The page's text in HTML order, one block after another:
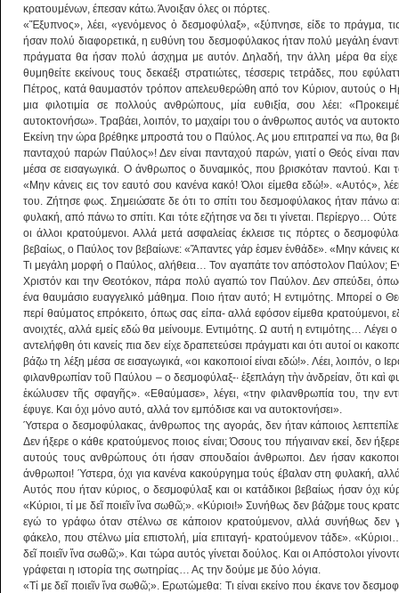
κρατουμένων, έπεσαν κάτω. Άνοιξαν όλες οι πόρτες.
«Ἔξυπνος», λέει, «γενόμενος ὁ δεσμοφύλαξ», «ξύπνησε, είδε το πράγμα,
ήσαν πολύ διαφορετικά, η ευθύνη του δεσμοφύλακος ήταν πολύ μεγάλη
πράγματα θα ήσαν πολύ άσχημα με αυτόν. Δηλαδή, την άλλη μέρα θα είχε
θυμηθείτε εκείνους τους δεκαέξι στρατιώτες, τέσσερις τετράδες, που
Πέτρος, κατά θαυμαστόν τρόπον απελευθερώθη από τον Κύριον, αυτούς ο
μια φιλοτιμία σε πολλούς ανθρώπους, μία ευθιξία, σου λέει:
αυτοκτονήσω». Τραβάει, λοιπόν, το μαχαίρι του ο άνθρωπος αυτός να
Εκείνη την ώρα βρέθηκε μπροστά του ο Παύλος. Ας μου επιτραπεί να πω, θα
πανταχού παρών Παύλος»! Δεν είναι πανταχού παρών, γιατί ο Θεός είναι
μέσα σε εισαγωγικά. Ο άνθρωπος ο δυναμικός, που βρισκόταν παντού. Και
«Μην κάνεις εις τον εαυτό σου κανένα κακό! Όλοι είμεθα εδώ!». «Αυτός»,
του. Ζήτησε φως. Σημειώσατε δε ότι το σπίτι του δεσμοφύλακος ήταν
φυλακή, από πάνω το σπίτι. Και τότε εζήτησε να δει τι γίνεται. Περίεργο…
οι άλλοι κρατούμενοι. Αλλά μετά ασφαλείας έκλεισε τις πόρτες ο
βεβαίως, ο Παύλος τον βεβαίωνε: «Ἅπαντες γάρ ἐσμεν ἐνθάδε». «Μην κάνεις
Τι μεγάλη μορφή ο Παύλος, αλήθεια… Τον αγαπάτε τον απόστολον Παύλον;
Χριστόν και την Θεοτόκον, πάρα πολύ αγαπώ τον Παύλον. Δεν σπεύδει,
ένα θαυμάσιο ευαγγελικό μάθημα. Ποιο ήταν αυτό; Η εντιμότης. Μπορεί ο
περί θαύματος επρόκειτο, όπως σας είπα- αλλά εφόσον είμεθα κρατούμενοι,
ανοιχτές, αλλά εμείς εδώ θα μείνουμε. Εντιμότης. Ω αυτή η εντιμότης…
αντελήφθη ότι κανείς πια δεν είχε δραπετεύσει πράγματι και ότι αυτοί οι
βάζω τη λέξη μέσα σε εισαγωγικά, «οι κακοποιοί είναι εδώ!». Λέει, λοιπόν, ο
φιλανθρωπίαν τοῦ Παύλου – ο δεσμοφύλαξ-· ἐξεπλάγη τὴν ἀνδρείαν, ὅτι καὶ
ἐκώλυσεν τῆς σφαγῆς». «Εθαύμασε», λέγει, «την φιλανθρωπία του, την
έφυγε. Και όχι μόνο αυτό, αλλά τον εμπόδισε και να αυτοκτονήσει».
Ύστερα ο δεσμοφύλακας, άνθρωπος της αγοράς, δεν ήταν κάποιος
Δεν ήξερε ο κάθε κρατούμενος ποιος είναι; Όσους του πήγαιναν εκεί, δεν
αυτούς τους ανθρώπους ότι ήσαν σπουδαίοι άνθρωποι. Δεν ήσαν
άνθρωποι! Ύστερα, όχι για κανένα κακούργημα τούς έβαλαν στη φυλακή,
Αυτός που ήταν κύριος, ο δεσμοφύλαξ και οι κατάδικοι βεβαίως ήσαν όχι
«Κύριοι, τί με δεῖ ποιεῖν ἵνα σωθῶ;». «Κύριοι!» Συνήθως δεν βάζομε τους
εγώ το γράφω όταν στέλνω σε κάποιον κρατούμενον, αλλά συνήθως δεν
φάκελο, που στέλνω μία επιστολή, μία επιταγή- κρατούμενον τάδε».
δεῖ ποιεῖν ἵνα σωθῶ;». Και τώρα αυτός γίνεται δούλος. Και οι Απόστολοι
γράφεται η ιστορία της σωτηρίας… Ας την δούμε με δύο λόγια.
«Τί με δεῖ ποιεῖν ἵνα σωθῶ;». Ερωτώμεθα: Τι είναι εκείνο που έκανε τον